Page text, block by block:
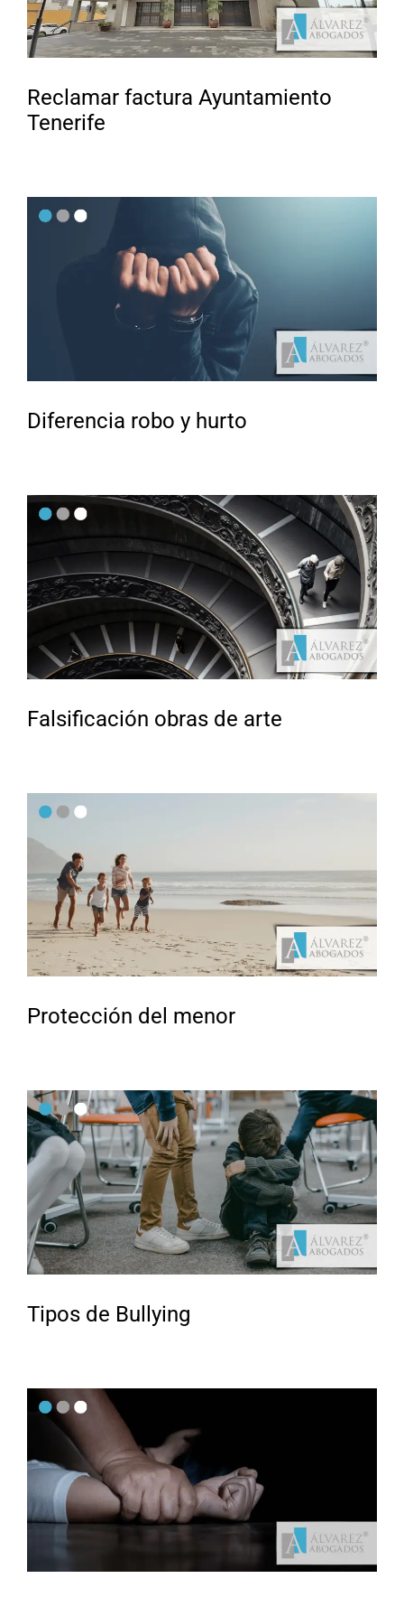
Reclamar factura Ayuntamiento
Tenerife
Diferencia robo y hurto
Falsificación obras de arte
Protección del menor
Tipos de Bullying